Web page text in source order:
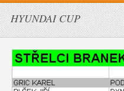
HYUNDAI CUP